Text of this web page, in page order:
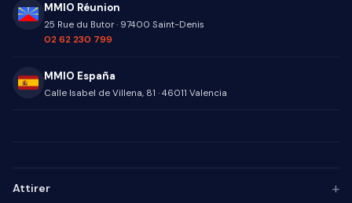
MMIO Réunion
25 Rue du Butor· 97400 Saint-Denis
02 62 230 799
MMIO España
Calle Isabel de Villena, 81 · 46011 Valencia
Attirer +